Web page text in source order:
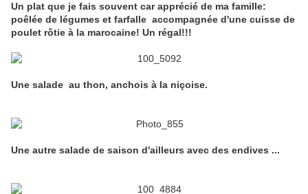
Un plat que je fais souvent car apprécié de ma famille:
poêlée de légumes et farfalle accompagnée d'une cuisse de
poulet rôtie à la marocaine! Un régal!!!
Une salade au thon, anchois à la niçoise.
Une autre salade de saison d'ailleurs avec des endives ...